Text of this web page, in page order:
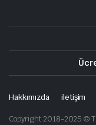
Hakkımızda iletişim
Copyright 2018-2025 ©